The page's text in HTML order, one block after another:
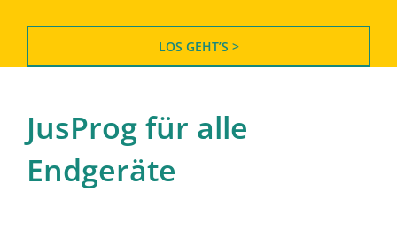
LOS GEHT’S >
JusProg für alle
Endgeräte